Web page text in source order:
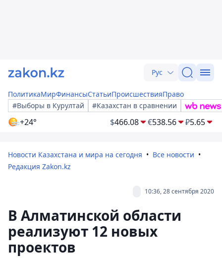
Рус
ПолитикаМирФинансыСтатьиПроисшествияПраво
#Выборы в Курултай
#Казахстан в сравнении
+24° $466.08 €538.56 ₽5.65
Новости Казахстана и мира на сегодня
Все новости
Редакция Zakon.kz
10:36, 28 сентября 2020
В Алматинской области
реализуют 12 новых
проектов